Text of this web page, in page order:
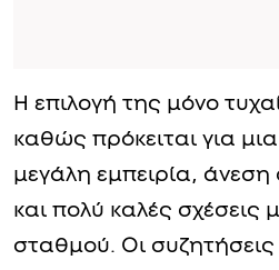
Η επιλογή της μόνο
καθώς πρόκειται για
μεγάλη εμπειρία,
και πολύ καλές
σταθμού. Οι συζητήσεις